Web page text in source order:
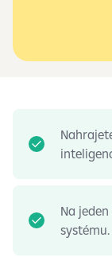
Na
systému.